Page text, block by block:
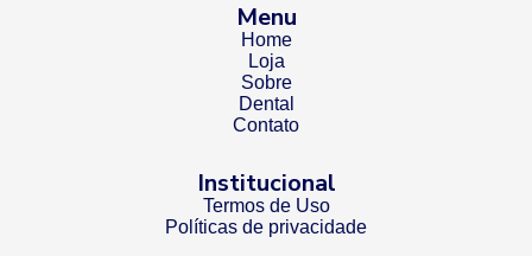
Menu
Home
Loja
Sobre
Dental
Contato
Institucional
Termos de Uso
Políticas de privacidade